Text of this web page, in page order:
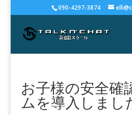
090-4297-3874
お子様の安全確
ムを導入しまし